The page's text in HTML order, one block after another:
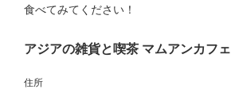
食べてみてください！
アジアの雑貨と喫茶 マムアンカフェ
住所